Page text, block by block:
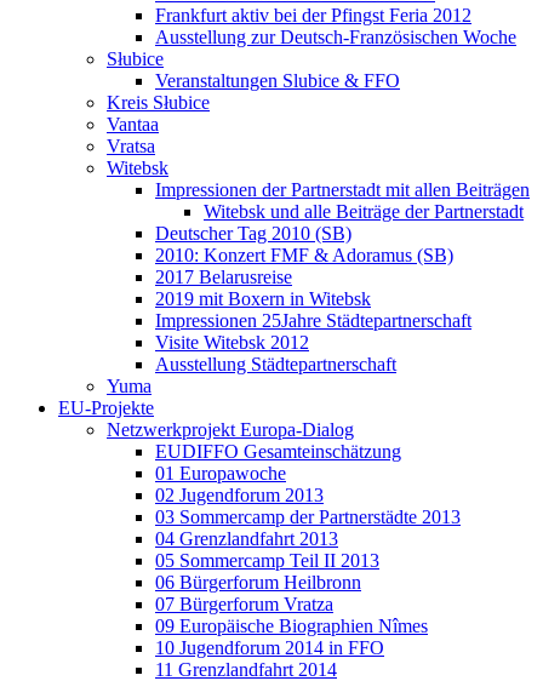
Frankfurt aktiv bei der Pfingst Feria 2012
Ausstellung zur Deutsch-Französischen Woche
Słubice
Veranstaltungen Slubice & FFO
Kreis Słubice
Vantaa
Vratsa
Witebsk
Impressionen der Partnerstadt mit allen Beiträgen
Witebsk und alle Beiträge der Partnerstadt
Deutscher Tag 2010 (SB)
2010: Konzert FMF & Adoramus (SB)
2017 Belarusreise
2019 mit Boxern in Witebsk
Impressionen 25Jahre Städtepartnerschaft
Visite Witebsk 2012
Ausstellung Städtepartnerschaft
Yuma
EU-Projekte
Netzwerkprojekt Europa-Dialog
EUDIFFO Gesamteinschätzung
01 Europawoche
02 Jugendforum 2013
03 Sommercamp der Partnerstädte 2013
04 Grenzlandfahrt 2013
05 Sommercamp Teil II 2013
06 Bürgerforum Heilbronn
07 Bürgerforum Vratza
09 Europäische Biographien Nîmes
10 Jugendforum 2014 in FFO
11 Grenzlandfahrt 2014